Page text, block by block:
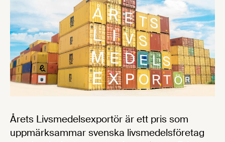
Årets Livsmedelsexportör är ett pris som
uppmärksammar svenska livsmedelsföretag